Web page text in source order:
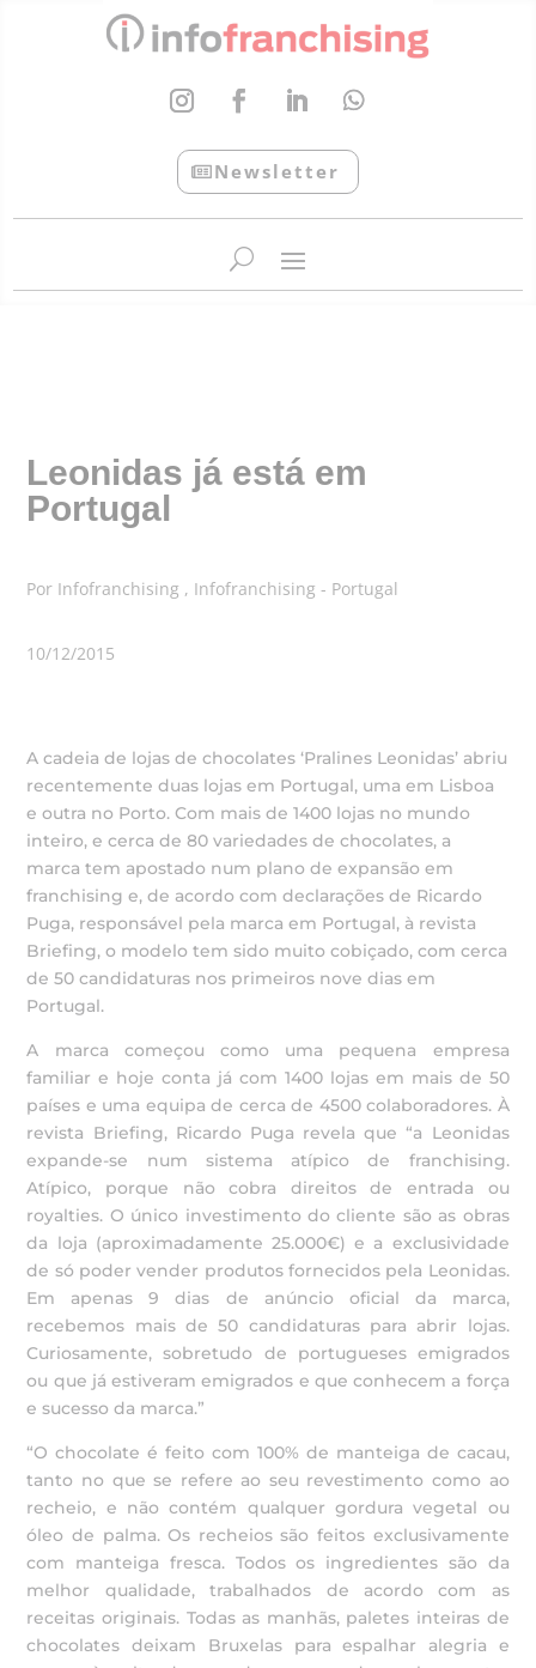
Newsletter
Leonidas já está em
Portugal
Por Infofranchising , Infofranchising - Portugal
10/12/2015
A cadeia de lojas de chocolates ‘Pralines Leonidas’ abriu
recentemente duas lojas em Portugal, uma em Lisboa
e outra no Porto. Com mais de 1400 lojas no mundo
inteiro, e cerca de 80 variedades de chocolates, a
marca tem apostado num plano de expansão em
franchising e, de acordo com declarações de Ricardo
Puga, responsável pela marca em Portugal, à revista
Briefing, o modelo tem sido muito cobiçado, com cerca
de 50 candidaturas nos primeiros nove dias em
Portugal.
A marca começou como uma pequena empresa
familiar e hoje conta já com 1400 lojas em mais de 50
países e uma equipa de cerca de 4500 colaboradores. À
revista Briefing, Ricardo Puga revela que “a Leonidas
expande-se num sistema atípico de franchising.
Atípico, porque não cobra direitos de entrada ou
royalties. O único investimento do cliente são as obras
da loja (aproximadamente 25.000€) e a exclusividade
de só poder vender produtos fornecidos pela Leonidas.
Em apenas 9 dias de anúncio oficial da marca,
recebemos mais de 50 candidaturas para abrir lojas.
Curiosamente, sobretudo de portugueses emigrados
ou que já estiveram emigrados e que conhecem a força
e sucesso da marca.”
“O chocolate é feito com 100% de manteiga de cacau,
tanto no que se refere ao seu revestimento como ao
recheio, e não contém qualquer gordura vegetal ou
óleo de palma. Os recheios são feitos exclusivamente
com manteiga fresca. Todos os ingredientes são da
melhor qualidade, trabalhados de acordo com as
receitas originais. Todas as manhãs, paletes inteiras de
chocolates deixam Bruxelas para espalhar alegria e